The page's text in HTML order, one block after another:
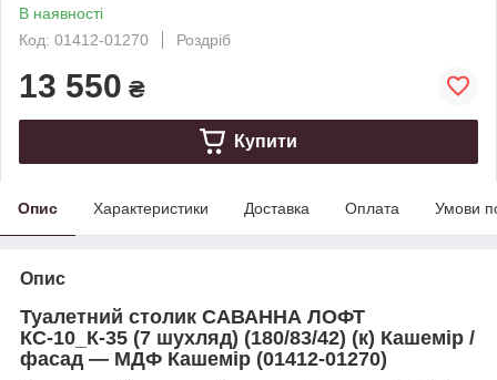
В наявності
Код: 01412-01270
Роздріб
13 550 ₴
Купити
Опис Характеристики Доставка Оплата Умови
Опис
Туалетний столик САВАННА ЛОФТ
КС-10_К-35 (7 шухляд) (180/83/42) (к) Кашемір /
фасад — МДФ Кашемір (01412-01270)